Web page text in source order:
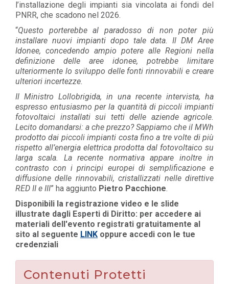
l’installazione degli impianti sia vincolata ai fondi del
PNRR, che scadono nel 2026.
“Questo porterebbe al paradosso di non poter più
installare nuovi impianti dopo tale data. Il DM Aree
Idonee, concedendo ampio potere alle Regioni nella
definizione delle aree idonee, potrebbe limitare
ulteriormente lo sviluppo delle fonti rinnovabili e creare
ulteriori incertezze.
Il Ministro Lollobrigida, in una recente intervista, ha
espresso entusiasmo per la quantità di piccoli impianti
fotovoltaici installati sui tetti delle aziende agricole.
Lecito domandarsi: a che prezzo? Sappiamo che il MWh
prodotto dai piccoli impianti costa fino a tre volte di più
rispetto all’energia elettrica prodotta dal fotovoltaico su
larga scala. La recente normativa appare inoltre in
contrasto con i principi europei di semplificazione e
diffusione delle rinnovabili, cristallizzati nelle direttive
RED II e III” ha aggiunto Pietro Pacchione.
Disponibili la registrazione video e le slide
illustrate dagli Esperti di Diritto: per accedere ai
materiali dell'evento registrati gratuitamente al
sito al seguente LINK oppure accedi con le tue
credenziali
Contenuti Protetti